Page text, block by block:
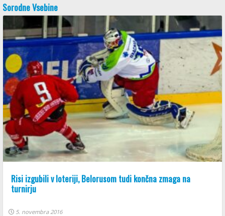
Sorodne Vsebine
Risi izgubili v loteriji, Belorusom tudi končna zmaga na
turnirju
5. novembra 2016